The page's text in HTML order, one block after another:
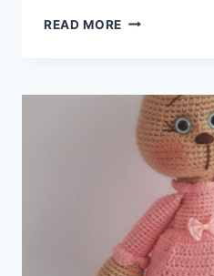
READ MORE AMIGURUMI
ENGLİSH
PATTERN